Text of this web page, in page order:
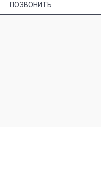
ПОЗВОНИТЬ